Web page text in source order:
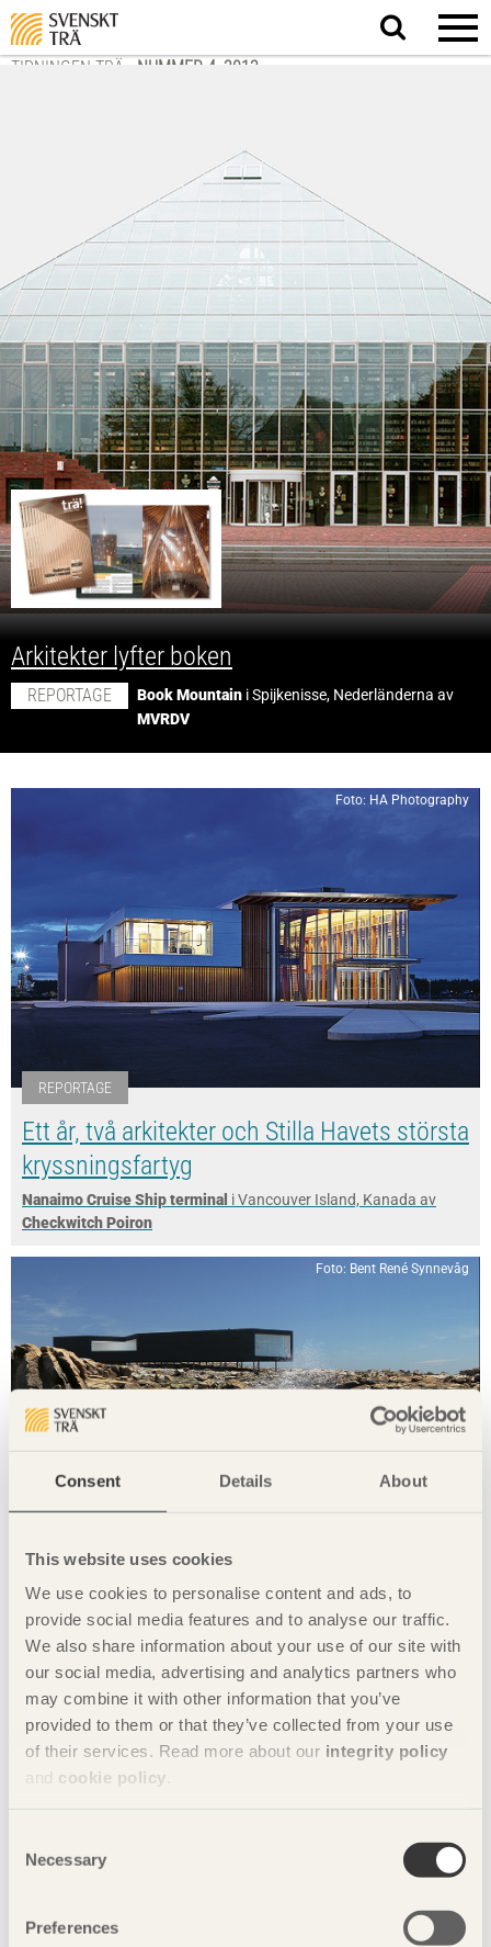
Consent Details About
This website uses cookies
We use cookies to personalise content and ads, to
provide social media features and to analyse our traffic.
We also share information about your use of our site with
our social media, advertising and analytics partners who
may combine it with other information that you’ve
provided to them or that they’ve collected from your use
of their services. Read more about our integrity policy
and cookie policy
Selection
Necessary
Preferences
Sök
på
TIDNINGEN TRÄ NUMMER 4, 2012
;
Arkitekter lyfter boken
REPORTAGE Book Mountain i Spijkenisse, Nederländerna av
MVRDV
Foto: HA Photography
REPORTAGE
Ett år, två arkitekter och Stilla Havets största
kryssningsfartyg
Nanaimo Cruise Ship terminal i Vancouver Island, Kanada av
Checkwitch Poiron
Foto: Bent René Synnevåg
REPORTAGE
Fyra ateljéer vitaliserar ölivet
Fogo Island Studios i Newfoundland, Kanada av
Läs nummer 4, 2012 i pdf
Prenumerera gratis
Se alla nummer
Direktör, Svenskt Trä